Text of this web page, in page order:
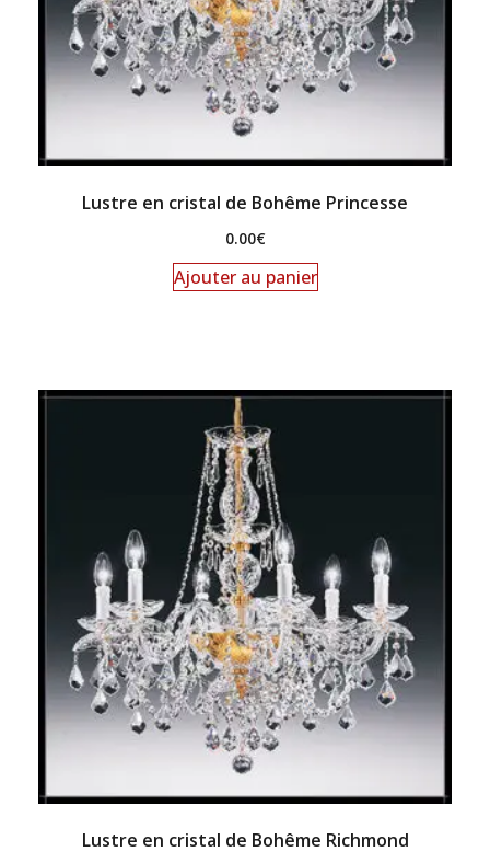
Lustre en cristal de Bohême Princesse
0.00€
Ajouter au panier
Lustre en cristal de Bohême Richmond